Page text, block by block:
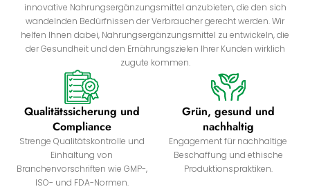
innovative Nahrungsergänzungsmittel anzubieten, die den sich
wandelnden Bedürfnissen der Verbraucher gerecht werden. Wir
helfen Ihnen dabei, Nahrungsergänzungsmittel zu entwickeln, die
der Gesundheit und den Ernährungszielen Ihrer Kunden wirklich
zugute kommen.
Qualitätssicherung und
Compliance
Strenge Qualitätskontrolle und
Einhaltung von
Branchenvorschriften wie GMP-,
ISO- und FDA-Normen.
Grün, gesund und
nachhaltig
Engagement für nachhaltige
Beschaffung und ethische
Produktionspraktiken.